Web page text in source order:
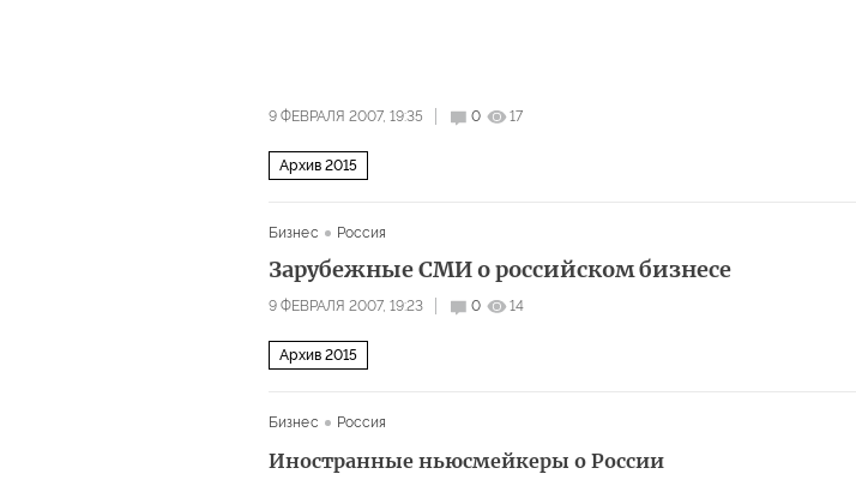
9 ФЕВРАЛЯ 2007, 19:35 0 17
Архив 2015
Бизнес Россия
Зарубежные СМИ о российском бизнесе
9 ФЕВРАЛЯ 2007, 19:23 0 14
Архив 2015
Бизнес Россия
Иностранные ньюсмейкеры о России